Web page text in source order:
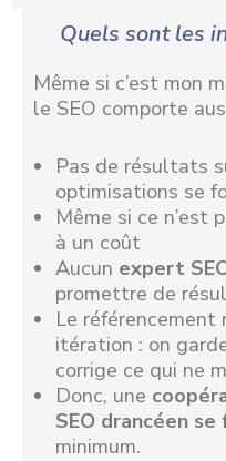
Quels sont les
Même si c’est mon
le SEO comporte
Pas de résultats
optimisations se
Même si ce n’est
à un coût
Aucun expert
promettre de
Le référencement
itération : on
corrige ce qui ne
Donc, une
SEO drancéen
minimum.